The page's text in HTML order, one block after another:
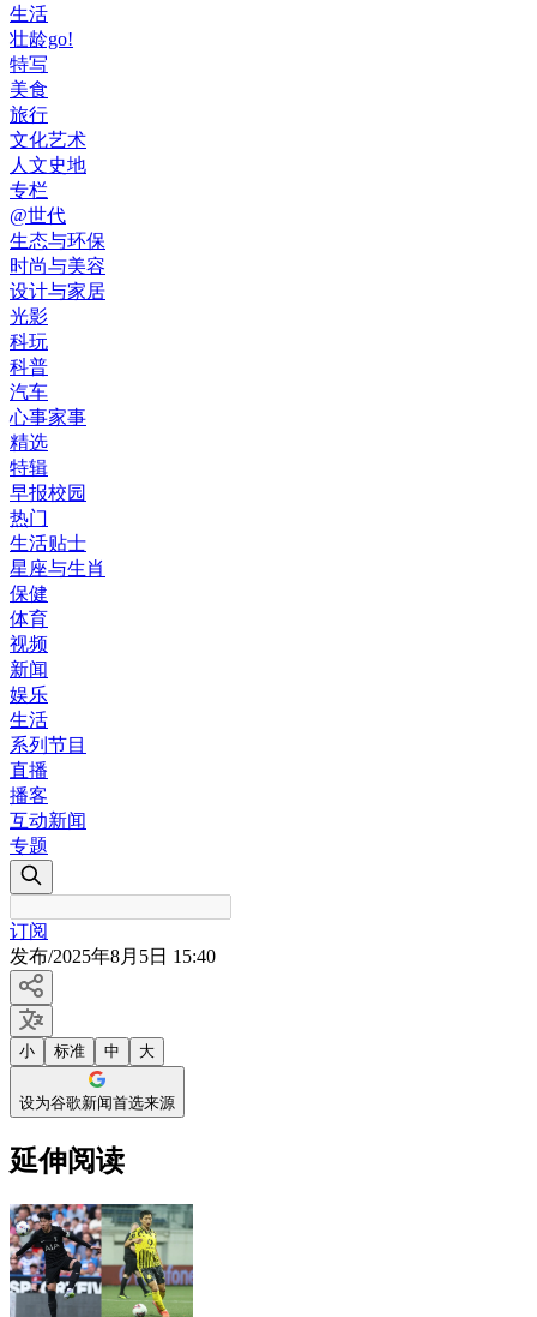
生活
壮龄go!
特写
美食
旅行
文化艺术
人文史地
专栏
@世代
生态与环保
时尚与美容
设计与家居
光影
科玩
科普
汽车
心事家事
精选
特辑
早报校园
热门
生活贴士
星座与生肖
保健
体育
视频
新闻
娱乐
生活
系列节目
直播
播客
互动新闻
专题
订阅
发布/2025年8月5日 15:40
小 标准 中 大
设为谷歌新闻首选来源
延伸阅读